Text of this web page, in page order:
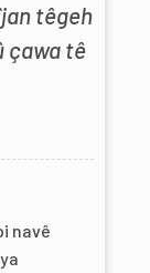
têgeh
çawa tê
navê